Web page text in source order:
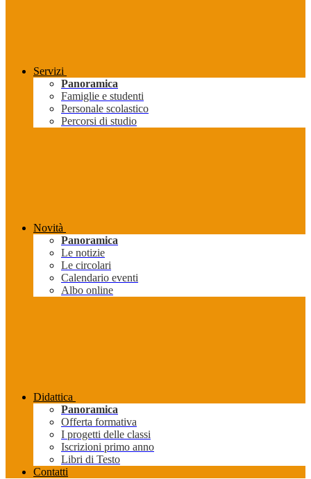
Servizi
Panoramica
Famiglie e studenti
Personale scolastico
Percorsi di studio
Novità
Panoramica
Le notizie
Le circolari
Calendario eventi
Albo online
Didattica
Panoramica
Offerta formativa
I progetti delle classi
Iscrizioni primo anno
Libri di Testo
Contatti